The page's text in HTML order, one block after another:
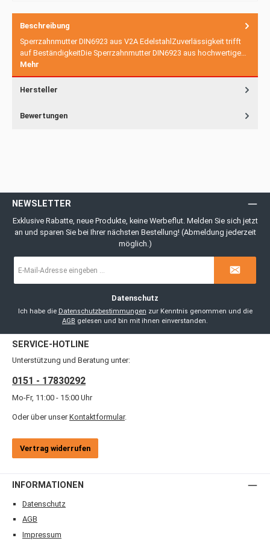
Beschreibung
Sperrzahnmutter DIN6923 aus V2A EdelstahlZuverlässigkeit trifft
auf BeständigkeitDie Sperrzahnmutter DIN6923 aus hochwertige…
Mehr
Hersteller
Bewertungen
NEWSLETTER
Exklusive Rabatte, neue Produkte, keine Werbeflut. Melden Sie sich jetzt
an und sparen Sie bei Ihrer nächsten Bestellung! (Abmeldung jederzeit
möglich.)
Mail-
Datenschutz
Ich habe die Datenschutzbestimmungen
zur Kenntnis genommen und die
AGB gelesen und bin mit ihnen einverstanden.
SERVICE-HOTLINE
Unterstützung und Beratung unter:
0151 - 17830292
Mo-Fr, 11:00 - 15:00 Uhr
Oder über unser Kontaktformular.
Vertrag widerrufen
INFORMATIONEN
Datenschutz
AGB
Impressum